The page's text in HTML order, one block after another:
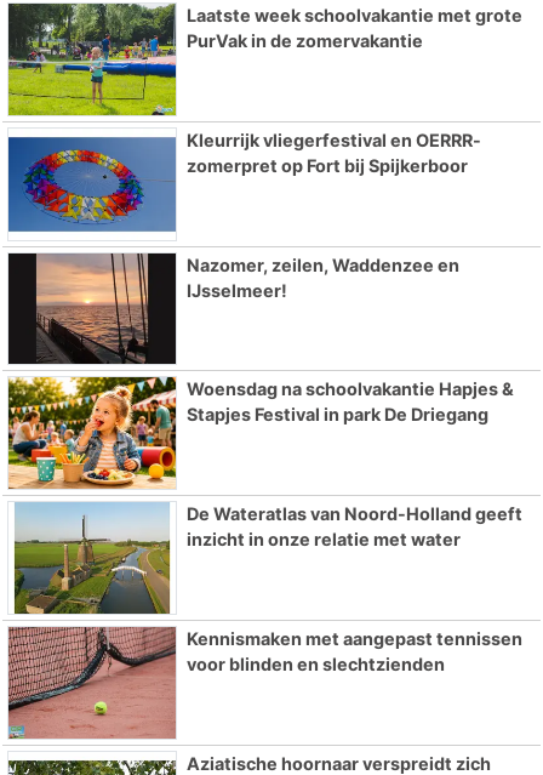
Laatste week schoolvakantie met grote
PurVak in de zomervakantie
Kleurrijk vliegerfestival en OERRR-
zomerpret op Fort bij Spijkerboor
Nazomer, zeilen, Waddenzee en
IJsselmeer!
Woensdag na schoolvakantie Hapjes &
Stapjes Festival in park De Driegang
De Wateratlas van Noord-Holland geeft
inzicht in onze relatie met water
Kennismaken met aangepast tennissen
voor blinden en slechtzienden
Aziatische hoornaar verspreidt zich